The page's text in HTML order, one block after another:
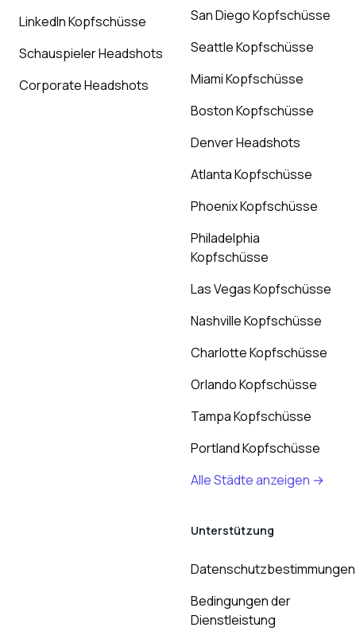
LinkedIn Kopfschüsse
Schauspieler Headshots
Corporate Headshots
San Diego Kopfschüsse
Seattle Kopfschüsse
Miami Kopfschüsse
Boston Kopfschüsse
Denver Headshots
Atlanta Kopfschüsse
Phoenix Kopfschüsse
Philadelphia
Kopfschüsse
Las Vegas Kopfschüsse
Nashville Kopfschüsse
Charlotte Kopfschüsse
Orlando Kopfschüsse
Tampa Kopfschüsse
Portland Kopfschüsse
Alle Städte anzeigen →
Unterstützung
Datenschutzbestimmungen
Bedingungen der
Dienstleistung